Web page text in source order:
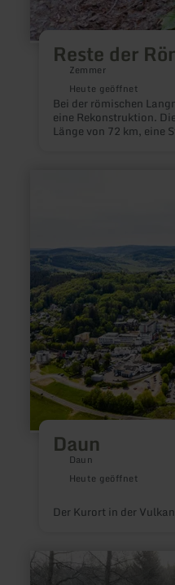
Reste der
Zemmer
Heute geöffnet
Bei der römischen
eine Rekonstruktion.
Länge von 72 km, eine
Daun
Daun
Heute geöffnet
Der Kurort in der
mehr
erfahren